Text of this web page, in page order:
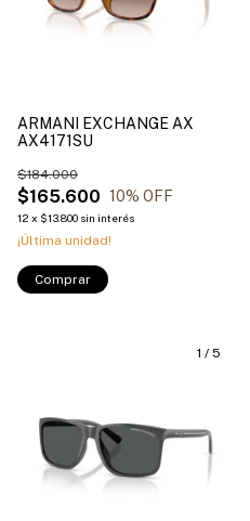
ARMANI EXCHANGE AX
AX4171SU
$165.600
$184.000
10% OFF
12 x $13.800 sin interés
¡Última unidad!
Comprar
1 / 5